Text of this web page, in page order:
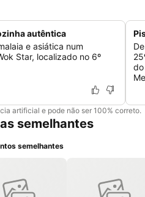
autêntica
e asiática num
Star, localizado no 6º
do
artificial e pode não ser 100% correto.
semelhantes
semelhantes